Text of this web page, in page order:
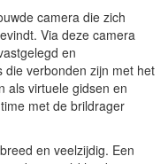
camera die zich
Via deze camera
en
verbonden zijn met het
als virtuele gidsen en
met de brildrager
en veelzijdig. Een